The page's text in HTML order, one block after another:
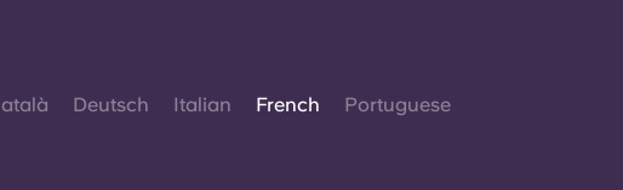
Deutsch Italian French Portuguese